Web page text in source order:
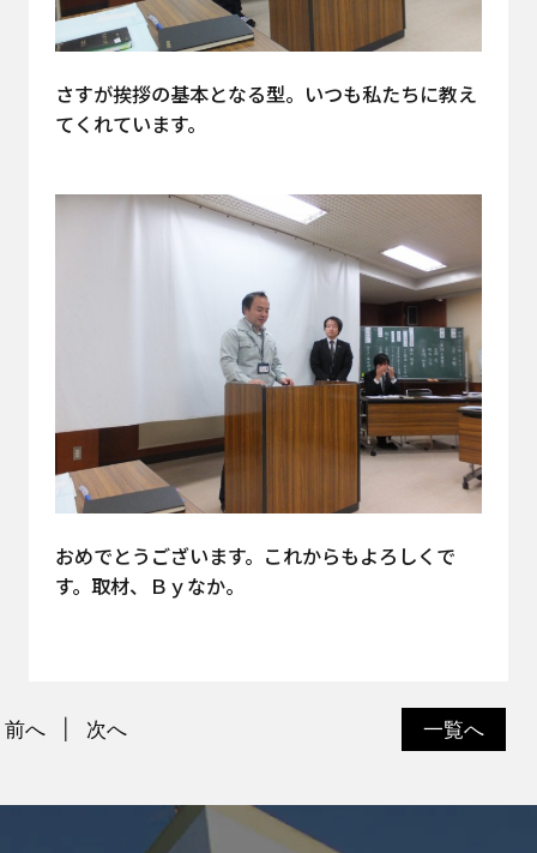
さすが挨拶の基本となる型。いつも私たちに教え
てくれています。
おめでとうございます。これからもよろしくで
す。取材、Ｂｙなか。
一覧へ
前へ 次へ